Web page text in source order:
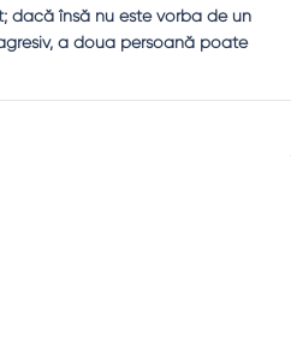
dacă însă nu este vorba de un
a doua persoană poate